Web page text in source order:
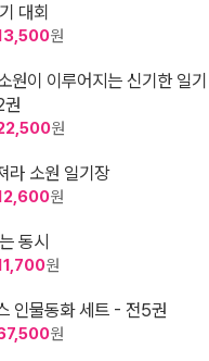
대회
원
원이 이루어지는 신기한 일
권
원
라 소원 일기장
원
동시
원
인물동화 세트 - 전5권
원